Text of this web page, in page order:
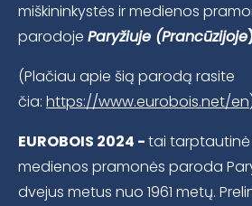
miškininkystės ir medienos
parodoje Paryžiuje (Prancūzijoje
(Plačiau apie šią parodą rasite
čia: https://www.eurobois.net/en
EUROBOIS 2024 -tai tarptautinė
medienos pramonės paroda
dvejus metus nuo 1961 metų.